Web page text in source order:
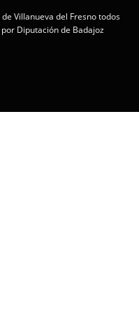
Villanueva del Fresno todos
Diputación de Badajoz